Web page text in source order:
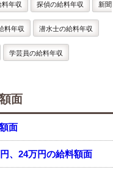
料年収 探偵の給料年収 新聞
料年収 潜水士の給料年収
学芸員の給料年収
面
面
、24万円の給料額面